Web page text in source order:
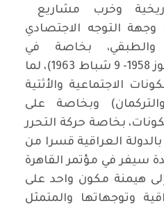
وخرب مشاريع
التوجه الاجتصادي
والطبقي، بخاصة في
الجمهورية الأولى (14 تموز 1958- 9 شباط 1963)، لما
الاجتماعية والأثتية
وبخاصة على
بخاصة حركة التحرر
بالدولة العراقية قسرا من
سيفر في مؤتمر القاهرة
إلى هيمنة مكون واحد على
وتوجهاتها والمتمثل